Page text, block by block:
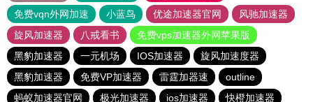
免费vqn外网加速
小蓝鸟 优途加速器官网
风驰加速器
旋风加速器
八戒看书
免费vps加速器外网苹果版
黑豹加速器
一元机场 IOS加速器
旋风加速度器
黑豹加速器
免费VP加速器 雷霆加器速
outline
蚂蚁加速器官网
极光加速器 ios加速器
快橙加速器